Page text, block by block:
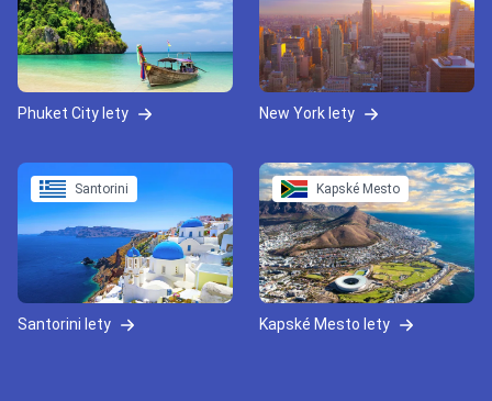
Phuket City lety New York lety
Santorini
Santorini lety
Kapské Mesto
Kapské Mesto lety